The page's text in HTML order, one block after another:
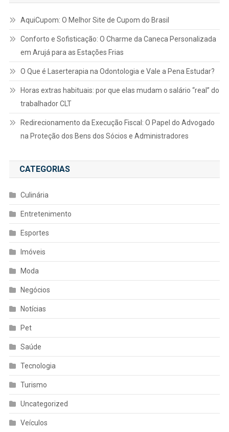
AquiCupom: O Melhor Site de Cupom do Brasil
Conforto e Sofisticação: O Charme da Caneca Personalizada
em Arujá para as Estações Frias
O Que é Laserterapia na Odontologia e Vale a Pena Estudar?
Horas extras habituais: por que elas mudam o salário “real” do
trabalhador CLT
Redirecionamento da Execução Fiscal: O Papel do Advogado
na Proteção dos Bens dos Sócios e Administradores
CATEGORIAS
Culinária
Entretenimento
Esportes
Imóveis
Moda
Negócios
Notícias
Pet
Saúde
Tecnologia
Turismo
Uncategorized
Veículos